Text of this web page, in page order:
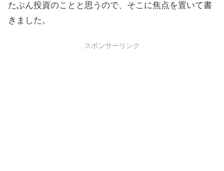
たぶん投資のことと思うので、そこに焦点を置いて書
きました。
スポンサーリンク